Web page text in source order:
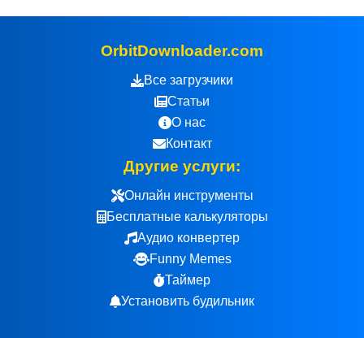
OrbitDownloader.com
Все загрузчики
Статьи
О нас
Контакт
Другие услуги:
Онлайн инструменты
Бесплатные калькуляторы
Аудио конвертер
Funny Memes
Таймер
Установить будильник